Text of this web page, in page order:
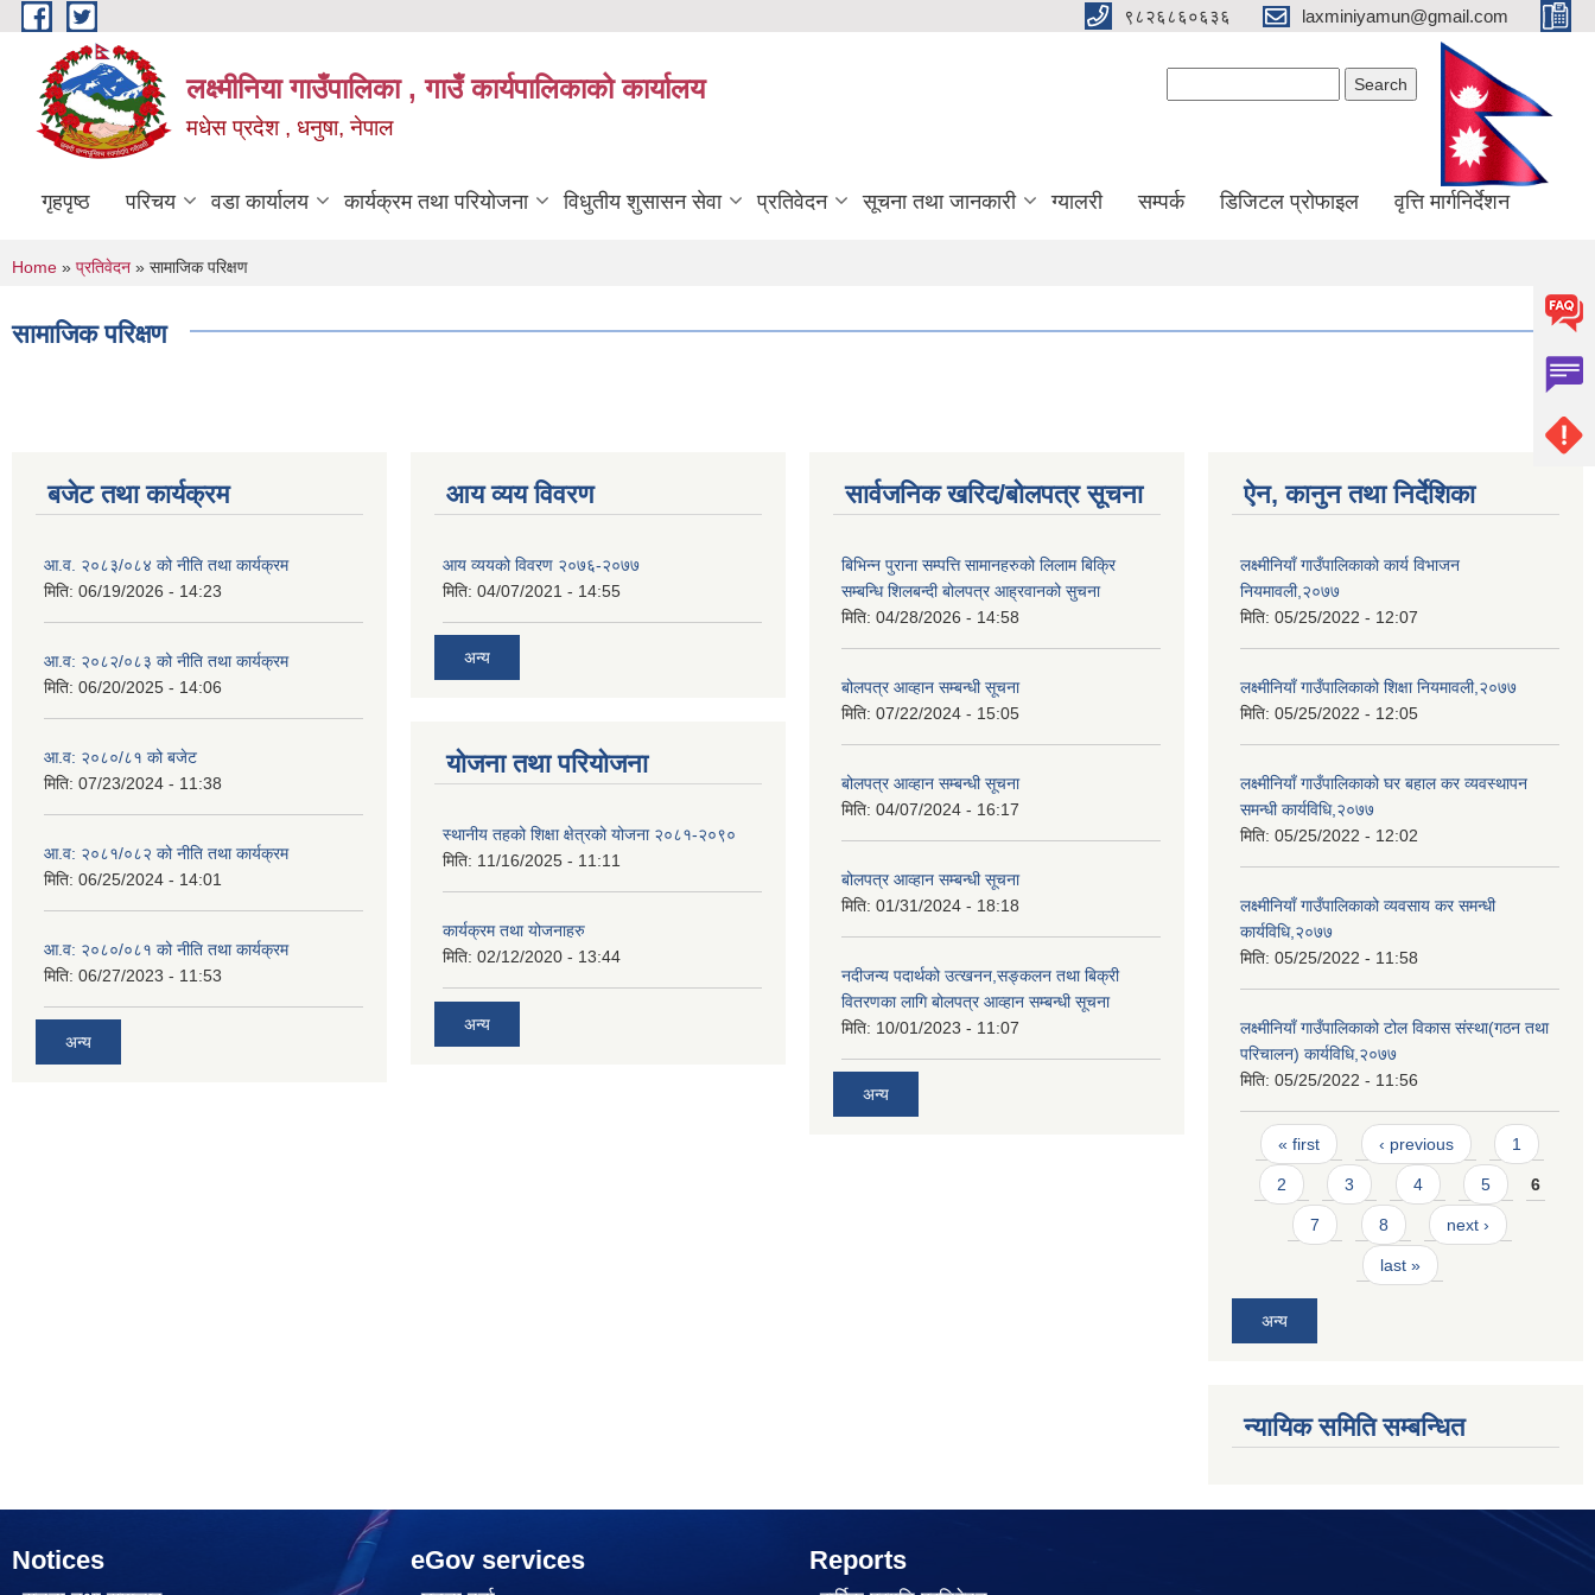
Skip to main content ९८२६८६०६३६ laxminiyamun@gmail.com
लक्ष्मीनिया गाउँपालिका , गाउँ कार्यपालिकाको कार्यालय
मधेस प्रदेश , धनुषा, नेपाल
गृहपृष्ठ परिचय वडा कार्यालय कार्यक्रम तथा परियोजना विधुतीय शुसासन सेवा प्रतिवेदन सूचना तथा जानकारी ग्यालरी सम्पर्क डिजिटल प्रोफाइल वृत्ति मार्गनिर्देशन
You are here
Home » प्रतिवेदन » सामाजिक परिक्षण
सामाजिक परिक्षण
बजेट तथा कार्यक्रम
आ.व. २०८३/०८४ को नीति तथा कार्यक्रम
मिति: 06/19/2026 - 14:23
आ.व: २०८२/०८३ को नीति तथा कार्यक्रम
मिति: 06/20/2025 - 14:06
आ.व: २०८०/८१ को बजेट
मिति: 07/23/2024 - 11:38
आ.व: २०८१/०८२ को नीति तथा कार्यक्रम
मिति: 06/25/2024 - 14:01
आ.व: २०८०/०८१ को नीति तथा कार्यक्रम
मिति: 06/27/2023 - 11:53
अन्य
आय व्यय विवरण
आय व्ययको विवरण २०७६-२०७७
मिति: 04/07/2021 - 14:55
अन्य
योजना तथा परियोजना
स्थानीय तहको शिक्षा क्षेत्रको योजना २०८१-२०९०
मिति: 11/16/2025 - 11:11
कार्यक्रम तथा योजनाहरु
मिति: 02/12/2020 - 13:44
अन्य
सार्वजनिक खरिद/बोलपत्र सूचना
बिभिन्न पुराना सम्पत्ति सामानहरुको लिलाम बिक्रि
सम्बन्धि शिलबन्दी बोलपत्र आह्रवानको सुचना
मिति: 04/28/2026 - 14:58
बोलपत्र आव्हान सम्बन्धी सूचना
मिति: 07/22/2024 - 15:05
बोलपत्र आव्हान सम्बन्धी सूचना
मिति: 04/07/2024 - 16:17
बोलपत्र आव्हान सम्बन्धी सूचना
मिति: 01/31/2024 - 18:18
नदीजन्य पदार्थको उत्खनन,सङ्कलन तथा बिक्री
वितरणका लागि बोलपत्र आव्हान सम्बन्धी सूचना
मिति: 10/01/2023 - 11:07
अन्य
ऐन, कानुन तथा निर्देशिका
लक्ष्मीनियाँ गाउँपालिकाको कार्य विभाजन
नियमावली,२०७७
मिति: 05/25/2022 - 12:07
लक्ष्मीनियाँ गाउँपालिकाको शिक्षा नियमावली,२०७७
मिति: 05/25/2022 - 12:05
लक्ष्मीनियाँ गाउँपालिकाको घर बहाल कर व्यवस्थापन
समन्धी कार्यविधि,२०७७
मिति: 05/25/2022 - 12:02
लक्ष्मीनियाँ गाउँपालिकाको व्यवसाय कर समन्धी
कार्यविधि,२०७७
मिति: 05/25/2022 - 11:58
लक्ष्मीनियाँ गाउँपालिकाको टोल विकास संस्था(गठन तथा
परिचालन) कार्यविधि,२०७७
मिति: 05/25/2022 - 11:56
Pages
« first ‹ previous 1
2 3 4 5 6
7 8 next ›
last »
अन्य
न्यायिक समिति सम्बन्धित
Notices eGov services Reports